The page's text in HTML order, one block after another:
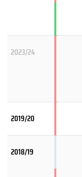
2023/24
2019/20
2018/19